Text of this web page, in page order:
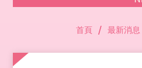
首頁 / 最新消息